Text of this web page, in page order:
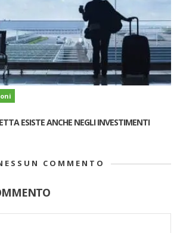
ESISTE ANCHE NEGLI INVESTIMENTI
COMMENTO